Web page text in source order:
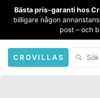
Bästa pris-garanti hos
billigare någon
post – och
CROVILLAS